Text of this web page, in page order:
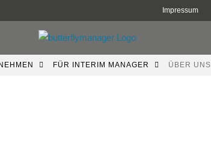
Impressum
FÜR INTERIM MANAGER ÜBER UNS